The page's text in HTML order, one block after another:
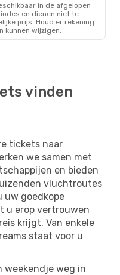
in de afgelopen
en dienen niet te
prijs. Houd er rekening
kunnen wijzigen.
vinden
tickets naar
we samen met
en bieden
vluchtroutes
uw goedkope
u erop vertrouwen
krijgt. Van enkele
staat voor u
weekendje weg in